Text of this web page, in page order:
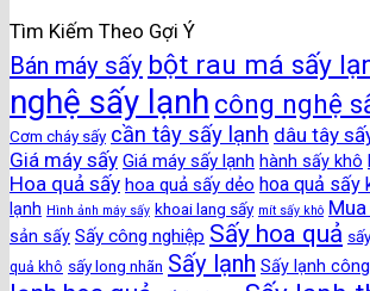
Tìm Kiếm Theo Gợi Ý
Bán máy sấy bột rau má sấy
nghệ sấy lạnh công nghệ
Cơm cháy sấy cần tây sấy lạnh dâu tây
Giá máy sấy Giá máy sấy lạnh hành sấy khô
Hoa quả sấy hoa quả sấy dẻo hoa quả sấy
lạnh Hình ảnh máy sấy khoai lang sấy mít sấy khô
sản sấy Sấy công nghiệp Sấy hoa quả
quả khô sấy long nhãn Sấy lạnh Sấy lạnh